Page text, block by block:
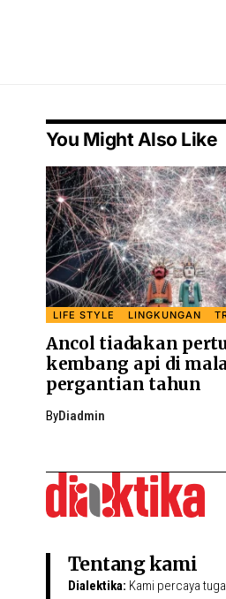
You Might Also Like
LIFE STYLE LINGKUNGAN
Ancol tiadakan
kembang api di
pergantian tahun
ByDiadmin
Tentang kami
Dialektika: Kami percaya